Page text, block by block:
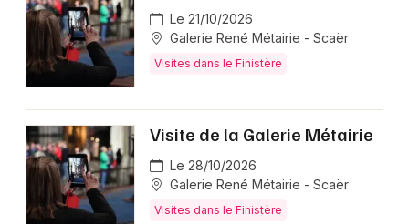
Le 21/10/2026
Galerie René Métairie - Scaër
Visites dans le Finistère
Visite de la Galerie Métairie
Le 28/10/2026
Galerie René Métairie - Scaër
Visites dans le Finistère